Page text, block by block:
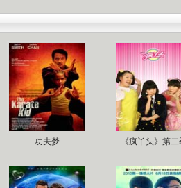
功夫梦 《疯丫头》第二